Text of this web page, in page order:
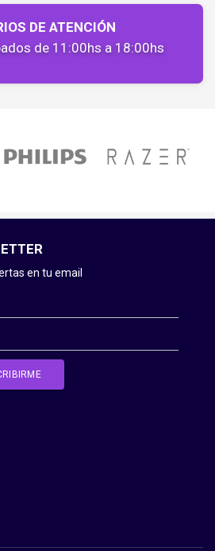
DE ATENCIÓN
de 11:00hs a 18:00hs
en tu email